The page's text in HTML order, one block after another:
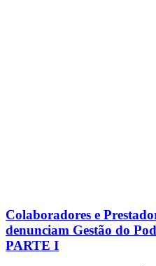
Colaboradores e
denunciam Gestão do
PARTE I